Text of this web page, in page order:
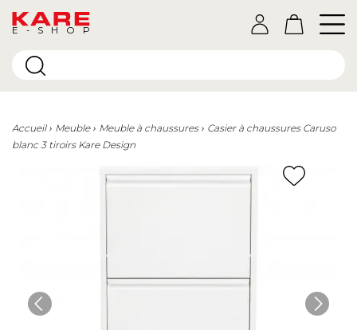
E-SHOP
Accueil Meuble Meuble à chaussures
Casier à chaussures Caruso
blanc 3 tiroirs Kare Design